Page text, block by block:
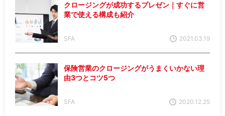
クロージングが成功するプレゼン｜すぐに営
業で使える構成も紹介
2021.03.19
SFA
保険営業のクロージングがうまくいかない理
由3つとコツ5つ
2020.12.25
SFA